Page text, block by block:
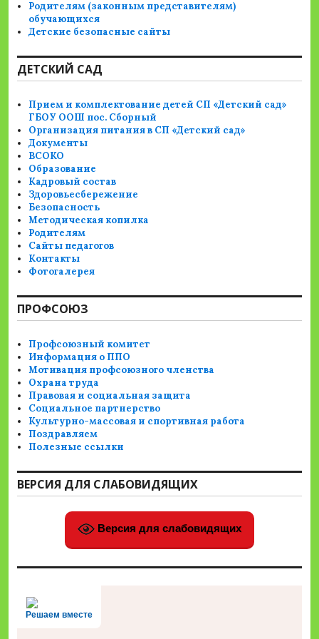
Родителям (законным представителям)
обучающихся
Детские безопасные сайты
ДЕТСКИЙ САД
Прием и комплектование детей СП «Детский сад»
ГБОУ ООШ пос. Сборный
Организация питания в СП «Детский сад»
Документы
ВСОКО
Образование
Кадровый состав
Здоровьесбережение
Безопасность
Методическая копилка
Родителям
Сайты педагогов
Контакты
Фотогалерея
ПРОФСОЮЗ
Профсоюзный комитет
Информация о ППО
Мотивация профсоюзного членства
Охрана труда
Правовая и социальная защита
Социальное партнерство
Культурно-массовая и спортивная работа
Поздравляем
Полезные ссылки
ВЕРСИЯ ДЛЯ СЛАБОВИДЯЩИХ
Версия для слабовидящих
Решаем вместе